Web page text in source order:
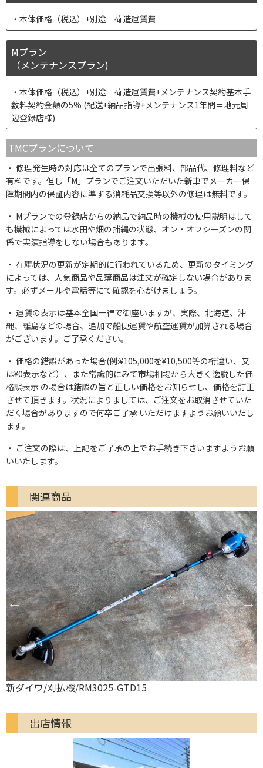
本体価格（税込）+別途 荷造運賃費
Mプラン
（メンテナンスプラン)
本体価格（税込）+別途 荷造運賃費+メンテナンス契約基本手
数料契約金額の5% (配送+納品指導+メンテナンス1年間＝地元周
辺登録店様)
TMCプランについて
修理発生時の対応は全てのプランで出張料、部品代、修理料など
有料です。但し「M」プランでご注文いただいた新車でメーカー保
障期間内の保証内容に準ずる消耗品交換等以外の修理は無料です。
Mプランでの登録店からの納品で納品時の機械の使用説明はして
も機械によっては水田や畑の捕縄の状態、オン・オフシーズンの関
係で実演指導をしない場合もあります。
在庫状況の更新が定期的に行われているため、更新のタイミング
によっては、人気商品や品薄商品は注文が確定しない場合がありま
す。必ずメールや電話等にて確認を心がけましょう。
運賃の表示は基本全国一律で御座いますが、実際、北海道、沖
縄、離島などの場合、追加で船便運賃や航空運賃が加算される場合
がございます。ご了承ください。
価格の錯誤があった場合(例:¥105,000を¥10,500等の桁違い、又
は¥0表示など）、また常識的にみて市場相場から大きく逸脱した価
格誤表示 の場合は錯誤の旨と正しい価格をお知らせし、価格を訂正
させて頂きます。状況によりましては、ご注文をお取消させていた
だく場合がありますので何卒ご了承 いただけますようお願いいたし
ます。
ご注文の際は、上記をご了承の上でお手続き下さいますようお願
いいたします。
関連商品
やまびこ（共立）/刈払機/SRE2327UGT
出店情報